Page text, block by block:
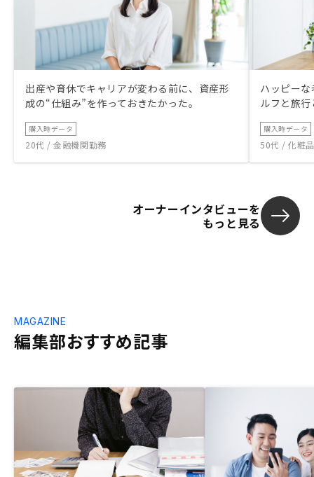
出産や育休でキャリアが変わる前に、資産形
成の“仕組み”を作っておきたかった。
購入時データ
20代 / 金融機関勤務
ハッピー
ルフと旅
購入時データ
50代 / 化粧
オーナーインタビューを
もっと見る
編集部おすすめ記事
MAGAZINE